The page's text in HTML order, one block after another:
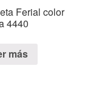
Ferial color
4440
más